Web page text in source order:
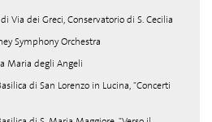
Via dei Greci, Conservatorio di S. Cecilia
Symphony Orchestra
Maria degli Angeli
di San Lorenzo in Lucina, "Concerti